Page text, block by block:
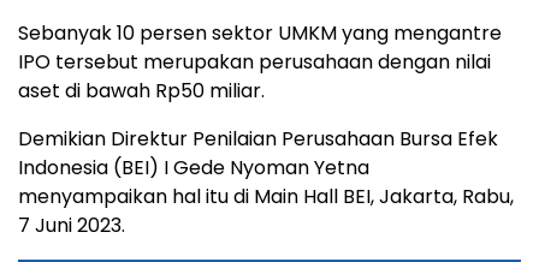
Sebanyak 10 persen sektor UMKM yang mengantre
IPO tersebut merupakan perusahaan dengan nilai
aset di bawah Rp50 miliar.
Demikian Direktur Penilaian Perusahaan Bursa Efek
Indonesia (BEI) I Gede Nyoman Yetna
menyampaikan hal itu di Main Hall BEI, Jakarta, Rabu,
7 Juni 2023.